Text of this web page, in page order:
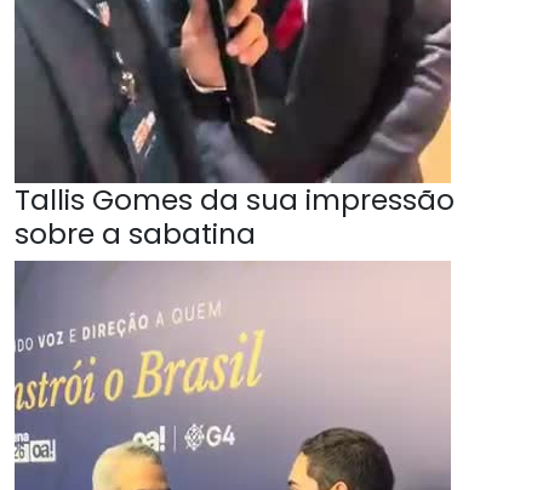
Tallis Gomes da sua impressão
sobre a sabatina